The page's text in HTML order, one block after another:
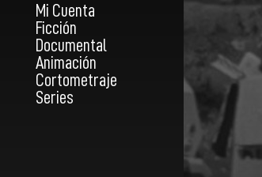
Mi Cuenta
Ficción
Documental
Animación
Cortometraje
Series